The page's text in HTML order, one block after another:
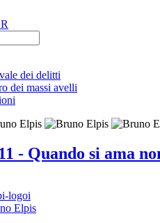
dei delitti
dei massi avelli
- Quando si ama
logoi
Elpis